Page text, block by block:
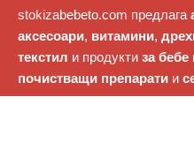
stokizabebeto.com предлага
аксесоари, витамини,
текстил и продукти за бебе
почистващи препарати и
цени.